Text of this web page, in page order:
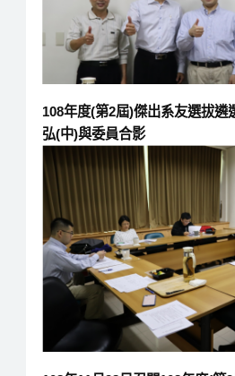
108年度(第2屆)傑出系友選拔遴
弘(中)與委員合影